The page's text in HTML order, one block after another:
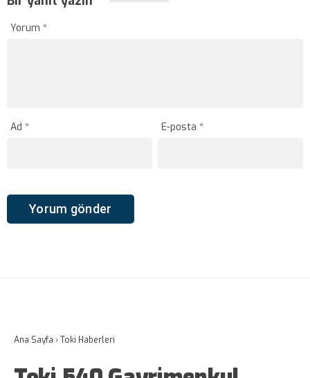
Yorum *
Ad * E-posta*
Ana Sayfa ›Toki Haberleri